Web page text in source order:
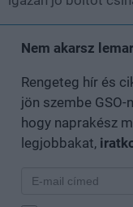
Nem akarsz
Rengeteg hír és
jön szembe
hogy naprakész
legjobbakat,